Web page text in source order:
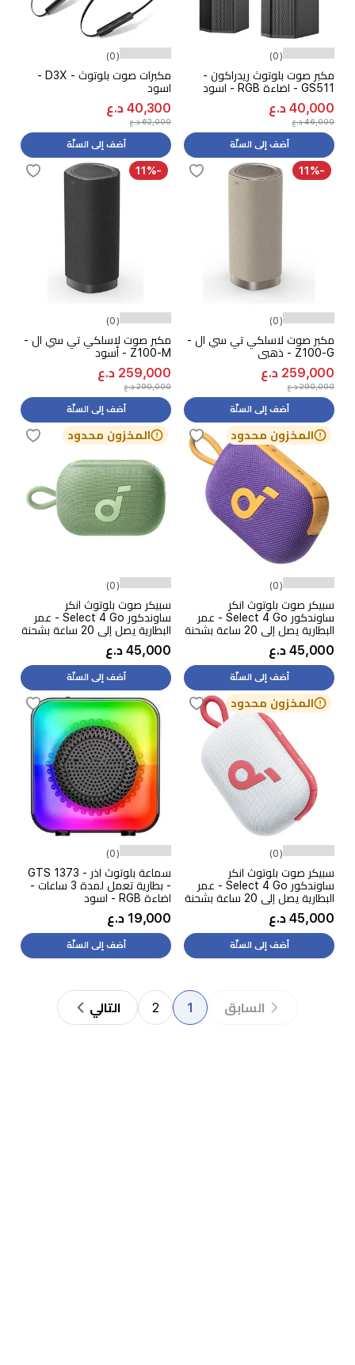
(0)
مكبر صوت بلوتوث ريدراكون -
GS511 - اضاءة RGB - اسود
40,000 د.ع
46,000 د.ع
أضف إلى السلّة
(0)
مكبرات صوت بلوتوث - D3X -
اسود
40,300 د.ع
62,000 د.ع
أضف إلى السلّة
-11%
(0)
مكبر صوت لاسلكي تي سي ال -
Z100-G - ذهبي
259,000 د.ع
290,000 د.ع
أضف إلى السلّة
-11%
(0)
مكبر صوت لاسلكي تي سي ال -
Z100-M - أسود
259,000 د.ع
290,000 د.ع
أضف إلى السلّة
المخزون محدود
(0)
سبيكر صوت بلوتوث انكر
ساوندكور Select 4 Go - عمر
البطارية يصل إلى 20 ساعة بشحنة
للماء والغبار - بنفسجي
45,000 د.ع
أضف إلى السلّة
المخزون محدود
(0)
سبيكر صوت بلوتوث انكر
ساوندكور Select 4 Go - عمر
البطارية يصل إلى 20 ساعة بشحنة
للماء والغبار - اخضر
45,000 د.ع
أضف إلى السلّة
المخزون محدود
(0)
سبيكر صوت بلوتوث انكر
ساوندكور Select 4 Go - عمر
البطارية يصل إلى 20 ساعة بشحنة
للماء والغبار - احمر
45,000 د.ع
أضف إلى السلّة
(0)
سماعة بلوتوث اذر - GTS 1373
- بطارية تعمل لمدة 3 ساعات -
اضاءة RGB - اسود
19,000 د.ع
أضف إلى السلّة
السابق 1
2 التالي